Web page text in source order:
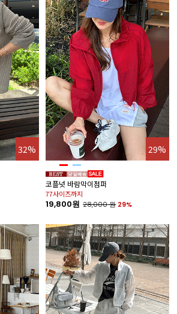
32% 29%
코플넛 바람막이점퍼
77사이즈까지
19,800원 28,000원 29%